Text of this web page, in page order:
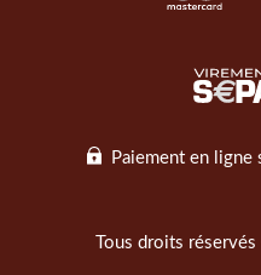
Paiement en ligne
Tous droits